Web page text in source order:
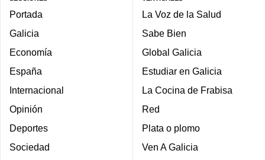
Portada
Galicia
Economía
España
Internacional
Opinión
Deportes
Sociedad
La Voz de la Salud
Sabe Bien
Global Galicia
Estudiar en Galicia
La Cocina de Frabisa
Red
Plata o plomo
Ven A Galicia